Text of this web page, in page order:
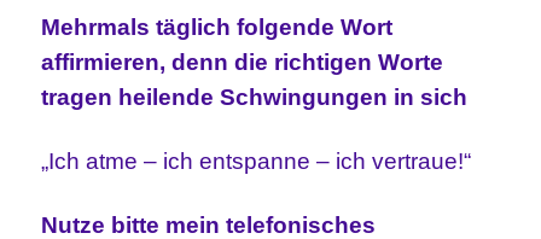
Mehrmals täglich folgende Wort
affirmieren, denn die richtigenWorte
tragen heilendeSchwingungen in sich
„Ich atme – ich entspanne – ich vertraue!“
Nutze bitte mein telefonisches